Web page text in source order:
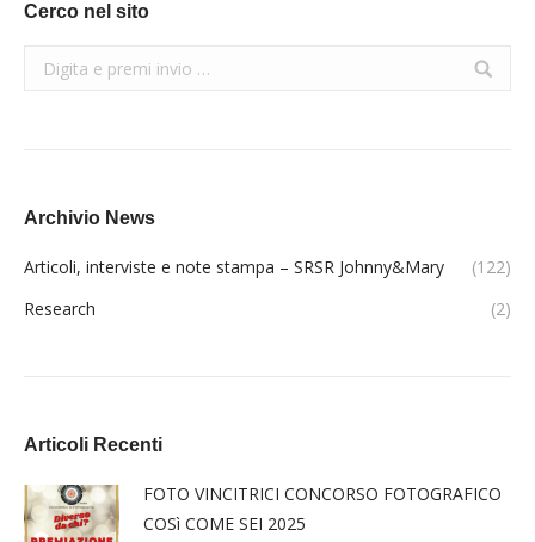
Cerco nel sito
Search:
Archivio News
Articoli, interviste e note stampa – SRSR Johnny&Mary
(122)
Research
(2)
Articoli Recenti
FOTO VINCITRICI CONCORSO FOTOGRAFICO
COSì COME SEI 2025